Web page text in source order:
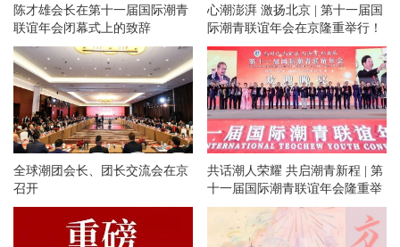
陈才雄会长在第十一届国际潮青
联谊年会闭幕式上的致辞
心潮澎湃 激扬北京 | 第十一届国
际潮青联谊年会在京隆重举行！
全球潮团会长、团长交流会在京
召开
共话潮人荣耀 共启潮青新程 | 第
十一届国际潮青联谊年会隆重举
办欢迎晚宴和专场文艺晚会！